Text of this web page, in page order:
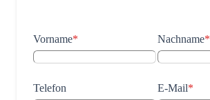
Vorname* Nachname*
Telefon E-Mail*